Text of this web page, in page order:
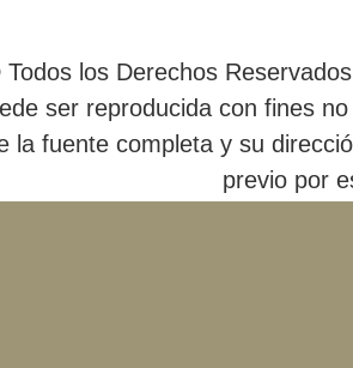
los Derechos
ser reproducida con fines
la fuente completa y su
previo por